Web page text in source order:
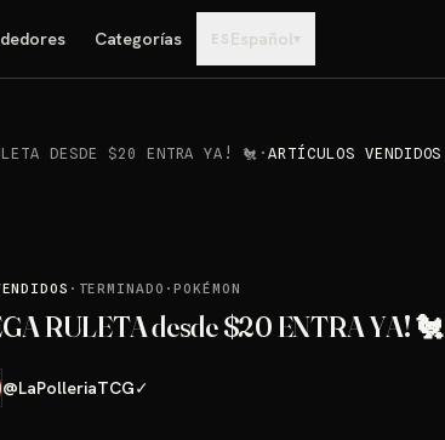
Categorías ES Español▾
DESDE $20 ENTRA YA! 🐔 ·ARTÍCULOS VENDIDOS
· TERMINADO ·POKÉMON
RULETA desde $20 ENTRA YA! 🐔
@LaPolleriaTCG✓